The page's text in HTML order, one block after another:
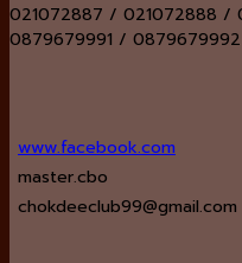
021072887 / 021072888 /
0879679991 /
www.facebook.com
master.cbo
chokdeeclub99@gmail.com